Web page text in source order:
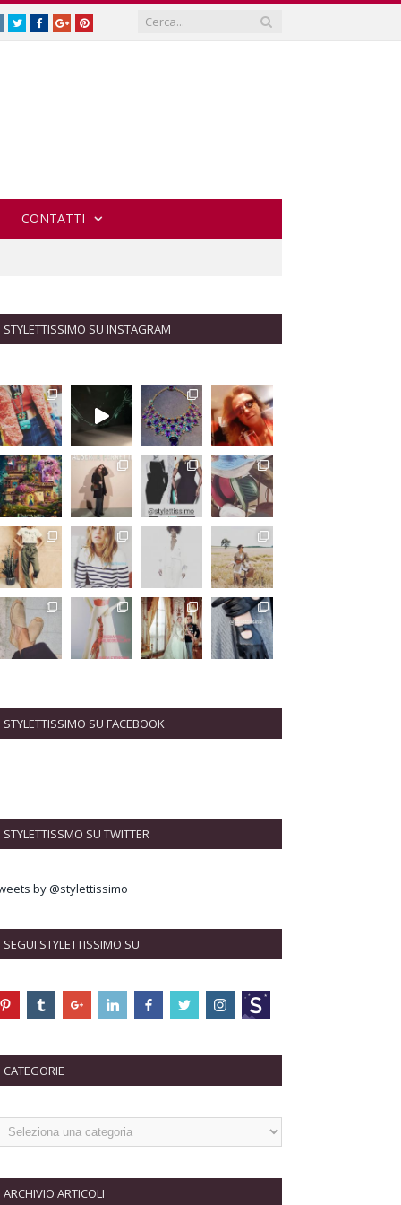
TwitterFacebook
Google
Plus
Pinterest
CONTATTI
STYLETTISSIMO SU INSTAGRAM
STYLETTISSIMO SU FACEBOOK
STYLETTISSMO SU TWITTER
by @stylettissimo
SEGUI STYLETTISSIMO SU
CATEGORIE
ARCHIVIO ARTICOLI